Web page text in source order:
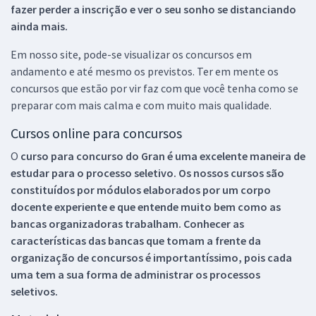
fazer perder a inscrição e ver o seu sonho se distanciando
ainda mais.
Em nosso site, pode-se visualizar os concursos em
andamento e até mesmo os previstos. Ter em mente os
concursos que estão por vir faz com que você tenha como se
preparar com mais calma e com muito mais qualidade.
Cursos online para concursos
O curso para concurso do Gran é uma excelente maneira de
estudar para o processo seletivo. Os nossos cursos são
constituídos por módulos elaborados por um corpo
docente experiente e que entende muito bem como as
bancas organizadoras trabalham. Conhecer as
características das bancas que tomam a frente da
organização de concursos é importantíssimo, pois cada
uma tem a sua forma de administrar os processos
seletivos.